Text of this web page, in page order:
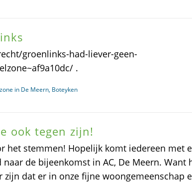
groenlinks-had-liever-geen-
.
in De Meern, Boteyken
ook tegen zijn!
het stemmen! Hopelijk komt iedereen met
de bijeenkomst in AC, De Meern. Want
zijn dat er in onze fijne woongemeenschap